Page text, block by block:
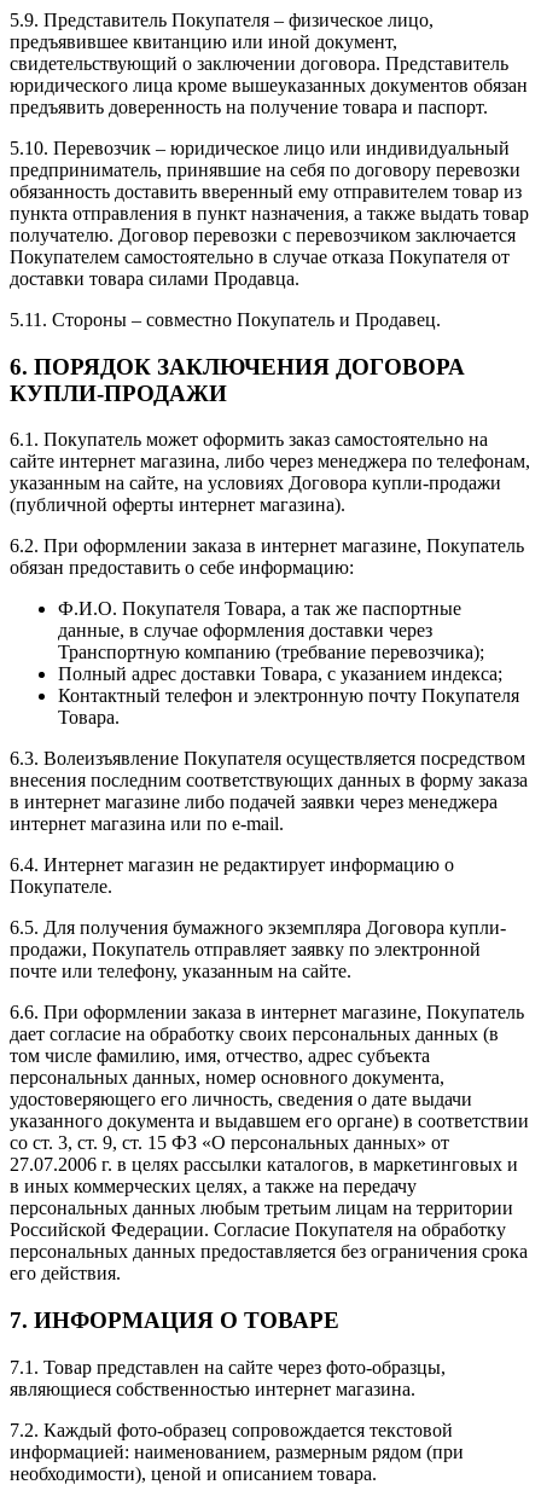
5.9. Представитель Покупателя – физическое лицо,
предъявившее квитанцию или иной документ,
свидетельствующий о заключении договора. Представитель
юридического лица кроме вышеуказанных документов обязан
предъявить доверенность на получение товара и паспорт.
5.10. Перевозчик – юридическое лицо или индивидуальный
предприниматель, принявшие на себя по договору перевозки
обязанность доставить вверенный ему отправителем товар из
пункта отправления в пункт назначения, а также выдать товар
получателю. Договор перевозки с перевозчиком заключается
Покупателем самостоятельно в случае отказа Покупателя от
доставки товара силами Продавца.
5.11. Стороны – совместно Покупатель и Продавец.
6. ПОРЯДОК ЗАКЛЮЧЕНИЯ ДОГОВОРА
КУПЛИ-ПРОДАЖИ
6.1. Покупатель может оформить заказ самостоятельно на
сайте интернет магазина, либо через менеджера по телефонам,
указанным на сайте, на условиях Договора купли-продажи
(публичной оферты интернет магазина).
6.2. При оформлении заказа в интернет магазине, Покупатель
обязан предоставить о себе информацию:
Ф.И.О. Покупателя Товара, а так же паспортные
данные, в случае оформления доставки через
Транспортную компанию (требвание перевозчика);
Полный адрес доставки Товара, с указанием индекса;
Контактный телефон и электронную почту Покупателя
Товара.
6.3. Волеизъявление Покупателя осуществляется посредством
внесения последним соответствующих данных в форму заказа
в интернет магазине либо подачей заявки через менеджера
интернет магазина или по e-mail.
6.4. Интернет магазин не редактирует информацию о
Покупателе.
6.5. Для получения бумажного экземпляра Договора купли-
продажи, Покупатель отправляет заявку по электронной
почте или телефону, указанным на сайте.
6.6. При оформлении заказа в интернет магазине, Покупатель
дает согласие на обработку своих персональных данных (в
том числе фамилию, имя, отчество, адрес субъекта
персональных данных, номер основного документа,
удостоверяющего его личность, сведения о дате выдачи
указанного документа и выдавшем его органе) в соответствии
со ст. 3, ст. 9, ст. 15 ФЗ «О персональных данных» от
27.07.2006 г. в целях рассылки каталогов, в маркетинговых и
в иных коммерческих целях, а также на передачу
персональных данных любым третьим лицам на территории
Российской Федерации. Согласие Покупателя на обработку
персональных данных предоставляется без ограничения срока
его действия.
7. ИНФОРМАЦИЯ О ТОВАРЕ
7.1. Товар представлен на сайте через фото-образцы,
являющиеся собственностью интернет магазина.
7.2. Каждый фото-образец сопровождается текстовой
информацией: наименованием, размерным рядом (при
необходимости), ценой и описанием товара.